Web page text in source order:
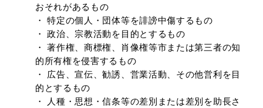
おそれがあるもの
・ 特定の個人・団体等を誹謗中傷するもの
・ 政治、宗教活動を目的とするもの
・ 著作権、商標権、肖像権等市または第三者の知
的所有権を侵害するもの
・ 広告、宣伝、勧誘、営業活動、その他営利を目
的とするもの
・ 人種・思想・信条等の差別または差別を助長さ